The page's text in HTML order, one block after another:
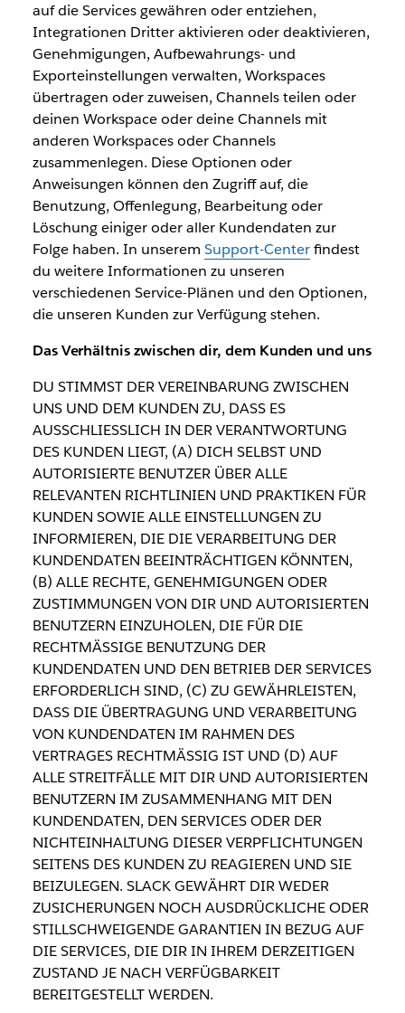
auf die Services gewähren oder entziehen,
Integrationen Dritter aktivieren oder deaktivieren,
Genehmigungen, Aufbewahrungs- und
Exporteinstellungen verwalten, Workspaces
übertragen oder zuweisen, Channels teilen oder
deinen Workspace oder deine Channels mit
anderen Workspaces oder Channels
zusammenlegen. Diese Optionen oder
Anweisungen können den Zugriff auf, die
Benutzung, Offenlegung, Bearbeitung oder
Löschung einiger oder aller Kundendaten zur
Folge haben. In unserem Support-Centerfindest
du weitere Informationen zu unseren
verschiedenen Service-Plänen und den Optionen,
die unseren Kunden zur Verfügung stehen.
Das Verhältnis zwischen dir, dem Kunden und uns
DU STIMMST DER VEREINBARUNG ZWISCHEN
UNS UND DEM KUNDEN ZU, DASS ES
AUSSCHLIESSLICH IN DER VERANTWORTUNG
DES KUNDEN LIEGT, (A) DICH SELBST UND
AUTORISIERTE BENUTZER ÜBER ALLE
RELEVANTEN RICHTLINIEN UND PRAKTIKEN FÜR
KUNDEN SOWIE ALLE EINSTELLUNGEN ZU
INFORMIEREN, DIE DIE VERARBEITUNG DER
KUNDENDATEN BEEINTRÄCHTIGEN KÖNNTEN,
(B) ALLE RECHTE, GENEHMIGUNGEN ODER
ZUSTIMMUNGEN VON DIR UND AUTORISIERTEN
BENUTZERN EINZUHOLEN, DIE FÜR DIE
RECHTMÄSSIGE BENUTZUNG DER
KUNDENDATEN UND DEN BETRIEB DER SERVICES
ERFORDERLICH SIND, (C) ZU GEWÄHRLEISTEN,
DASS DIE ÜBERTRAGUNG UND VERARBEITUNG
VON KUNDENDATEN IM RAHMEN DES
VERTRAGES RECHTMÄSSIG IST UND (D) AUF
ALLE STREITFÄLLE MIT DIR UND AUTORISIERTEN
BENUTZERN IM ZUSAMMENHANG MIT DEN
KUNDENDATEN, DEN SERVICES ODER DER
NICHTEINHALTUNG DIESER VERPFLICHTUNGEN
SEITENS DES KUNDEN ZU REAGIEREN UND SIE
BEIZULEGEN. SLACK GEWÄHRT DIR WEDER
ZUSICHERUNGEN NOCH AUSDRÜCKLICHE ODER
STILLSCHWEIGENDE GARANTIEN IN BEZUG AUF
DIE SERVICES, DIE DIR IN IHREM DERZEITIGEN
ZUSTAND JE NACH VERFÜGBARKEIT
BEREITGESTELLT WERDEN.